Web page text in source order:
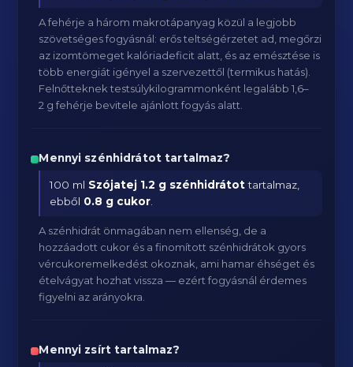
A fehérje a három makrotápanyag közül a legjobb
szövetséges fogyásnál: erős teltségérzetet ad, megőrzi
az izomtömeget kalóriadeficit alatt, és az emésztése is
több energiát igényel a szervezettől (termikus hatás).
Felnőtteknek testsúlykilogrammonként legalább 1,6–
2 g fehérje bevitele ajánlott fogyás alatt.
Mennyi szénhidrátot tartalmaz?
100 ml Szójatej 1.2 g szénhidrátottartalmaz,
ebből 0.8 g cukor
A szénhidrát önmagában nem ellenség, de a
hozzáadott cukor és a finomított szénhidrátok gyors
vércukoremelkedést okoznak, ami hamar éhséget és
ételvágyat hozhat vissza — ezért fogyásnál érdemes
figyelni az arányokra.
Mennyi zsírt tartalmaz?